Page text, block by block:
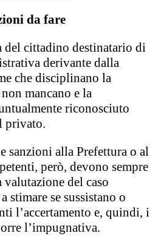
da fare
del cittadino destinatario di
derivante dalla
che disciplinano la
mancano e la
riconosciuto
privato.
sanzioni alla Prefettura o al
però, devono sempre
valutazione del caso
stimare se sussistano o
l’accertamento e, quindi, i
l’impugnativa.